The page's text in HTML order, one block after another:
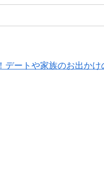
ートや家族のお出かけ